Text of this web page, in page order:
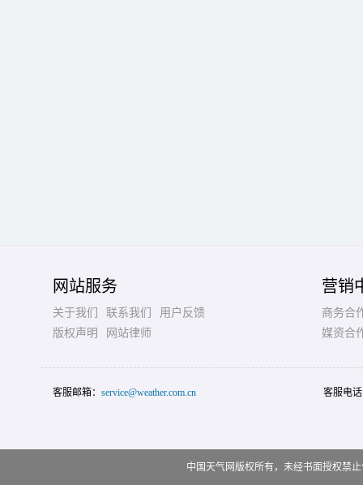
网站服务
关于我们 联系我们
用户反馈
版权声明
网站律师
营销
商务合
媒资合
客服邮箱： service@weather.com.cn 客服电
中国天气网版权所有，未经书面授权